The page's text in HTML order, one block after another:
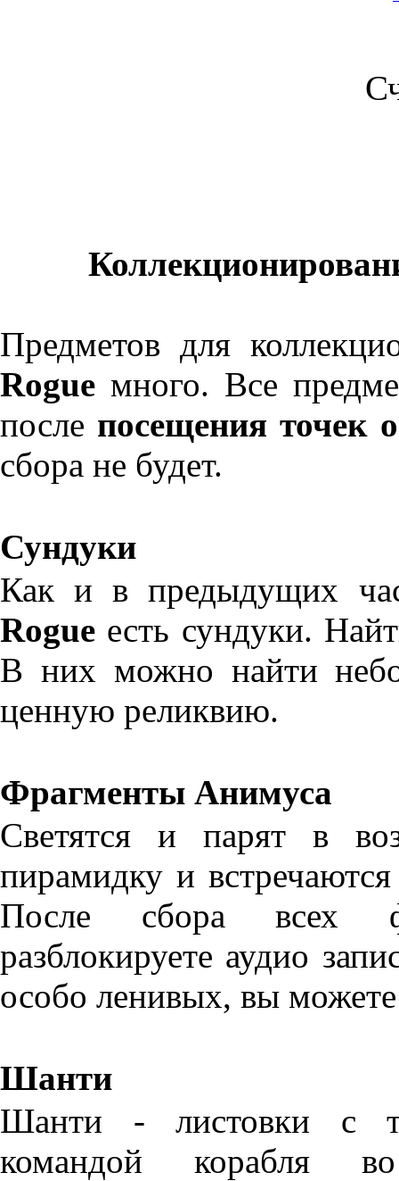
Предметов для
Rogue много. Все
после посещения точек
сбора не будет.
Сундуки
Как и в предыдущих
Rogue есть сундуки.
В них можно найти
ценную реликвию.
Фрагменты Анимуса
Светятся и парят в
пирамидку и
После сбора всех
разблокируете аудио
особо ленивых, вы
Шанти
Шанти - листовки с
командой корабля